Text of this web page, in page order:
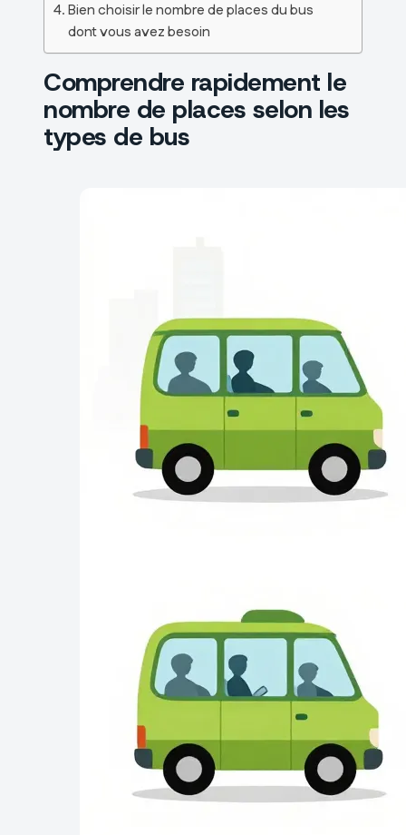
Bien choisir le nombre de places du bus
dont vous avez besoin
Comprendre rapidement le
nombre de places selon les
types de bus